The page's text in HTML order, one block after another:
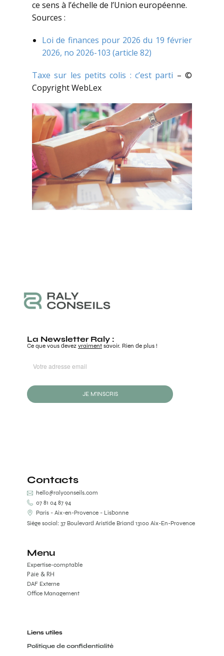
ce sens à l’échelle de l’Union européenne.
Sources :
Loi de finances pour 2026 du 19 février
2026, no 2026-103 (article 82)
Taxe sur les petits colis : c’est parti – ©
Copyright WebLex
La Newsletter Raly :
Ce que vous devez vraiment savoir. Rien de plus !
JE M'INSCRIS
Contacts
hello@ralyconseils.com
07 81 04 87 94
Paris - Aix-en-Provence - Lisbonne
Siège social: 37 Boulevard Aristide Briand 13100 Aix-En-Provence
Menu
Expertise-comptable
DAF Externe
Office Management
Paie & RH
Liens utiles
Politique de confidentialité